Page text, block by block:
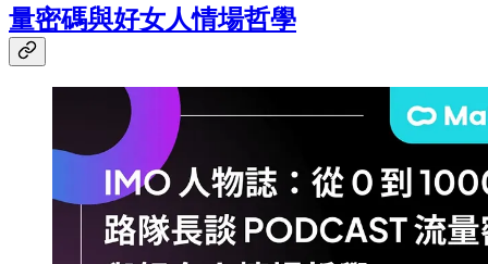
量密碼與好女人情場哲學